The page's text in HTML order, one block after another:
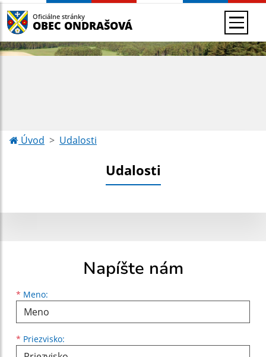
Oficiálne stránky
OBEC ONDRAŠOVÁ
Úvod Udalosti
Udalosti
Napíšte nám
* Meno:
Meno
* Priezvisko:
Priezvisko
E-mailová adresa